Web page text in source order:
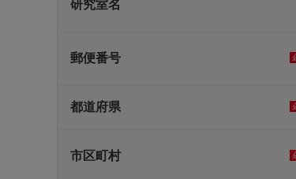
研究室名
郵便番号
都道府県
市区町村